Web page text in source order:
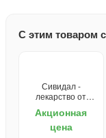
С этим товаром
Сивидал -
лекарство от
Акционная
цена